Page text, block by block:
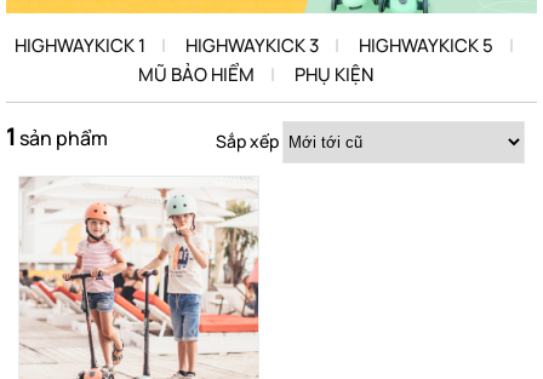
HIGHWAYKICK 1 HIGHWAYKICK 3
HIGHWAYKICK 5
MŨ BẢO HIỂM
PHỤ KIỆN
1sản phẩm Sắp xếp